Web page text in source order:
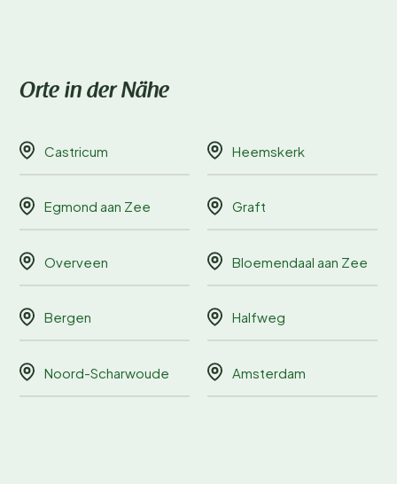
Orte in der Nähe
Castricum Heemskerk
Egmond aan Zee Graft
Overveen Bloemendaal aan Zee
Bergen Halfweg
Noord-Scharwoude Amsterdam